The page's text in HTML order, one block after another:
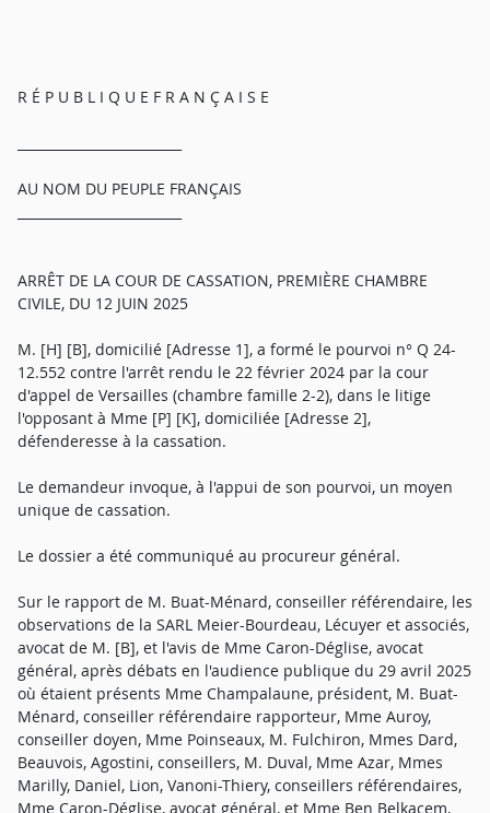
R É P U B L I Q U E F R A N Ç A I S E
AU NOM DU PEUPLE FRANÇAIS
ARRÊT DE LA COUR DE CASSATION, PREMIÈRE CHAMBRE
CIVILE, DU 12 JUIN 2025
M. [H] [B], domicilié [Adresse 1], a formé le pourvoi n° Q 24-
12.552 contre l'arrêt rendu le 22 février 2024 par la cour
d'appel de Versailles (chambre famille 2-2), dans le litige
l'opposant à Mme [P] [K], domiciliée [Adresse 2],
défenderesse à la cassation.
Le demandeur invoque, à l'appui de son pourvoi, un moyen
unique de cassation.
Le dossier a été communiqué au procureur général.
Sur le rapport de M. Buat-Ménard, conseiller référendaire, les
observations de la SARL Meier-Bourdeau, Lécuyer et associés,
avocat de M. [B], et l'avis de Mme Caron-Déglise, avocat
général, après débats en l'audience publique du 29 avril 2025
où étaient présents Mme Champalaune, président, M. Buat-
Ménard, conseiller référendaire rapporteur, Mme Auroy,
conseiller doyen, Mme Poinseaux, M. Fulchiron, Mmes Dard,
Beauvois, Agostini, conseillers, M. Duval, Mme Azar, Mmes
Marilly, Daniel, Lion, Vanoni-Thiery, conseillers référendaires,
Mme Caron-Déglise, avocat général, et Mme Ben Belkacem,